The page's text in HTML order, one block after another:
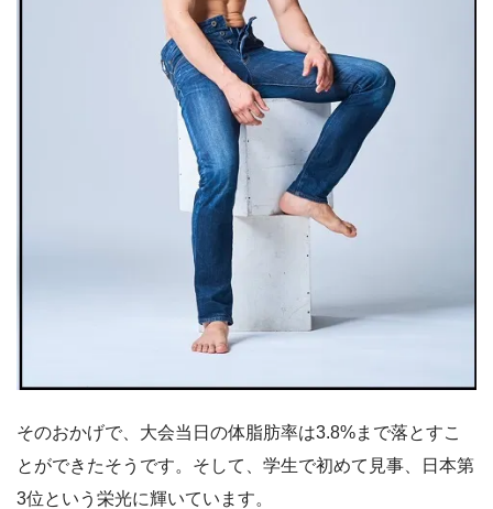
そのおかげで、大会当日の体脂肪率は3.8%まで落とすこ
とができたそうです。そして、学生で初めて見事、日本第
3位という栄光に輝いています。